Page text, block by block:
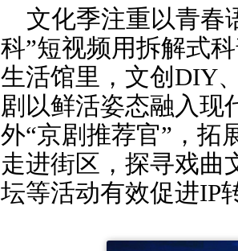
文化季注重以青春
科”短视频用拆解式
生活馆里，文创DIY
剧以鲜活姿态融入现
外“京剧推荐官”，拓
走进街区，探寻戏曲
坛等活动有效促进IP